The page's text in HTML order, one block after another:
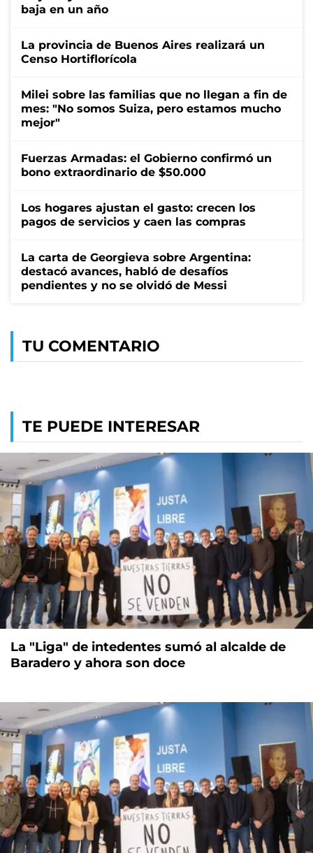
baja en un año
La provincia de Buenos Aires realizará un
Censo Hortiflorícola
Milei sobre las familias que no llegan a fin de
mes: "No somos Suiza, pero estamos mucho
mejor"
Fuerzas Armadas: el Gobierno confirmó un
bono extraordinario de $50.000
Los hogares ajustan el gasto: crecen los
pagos de servicios y caen las compras
La carta de Georgieva sobre Argentina:
destacó avances, habló de desafíos
pendientes y no se olvidó de Messi
TU COMENTARIO
TE PUEDE INTERESAR
La "Liga" de intedentes sumó al alcalde de
Baradero y ahora son doce